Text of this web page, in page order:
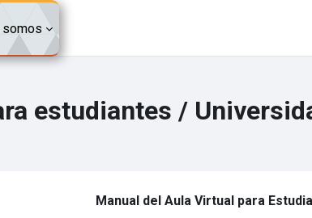
somos
estudiantes /
Manual del Aula Virtual para